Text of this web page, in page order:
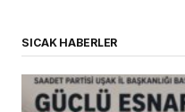
SICAK HABERLER